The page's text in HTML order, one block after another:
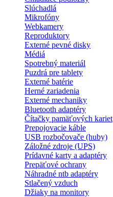
Slúchadlá
Mikrofóny
Webkamery
Reproduktory
Externé pevné disky
Médiá
Spotrebný materiál
Puzdrá pre tablety
Externé batérie
Herné zariadenia
Externé mechaniky
Bluetooth adaptéry
Čítačky pamäťových kariet
Prepojovacie káble
USB rozbočovače (huby)
Záložné zdroje (UPS)
Prídavné karty a adaptéry
Prepäťové ochrany
Náhradné ntb adaptéry
Stlačený vzduch
Džiaky na monitory